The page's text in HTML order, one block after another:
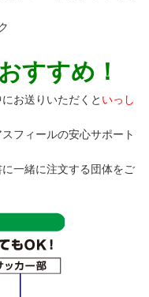
すすめ！
お送りいただくと いっし
フィールの安心サポート
一緒に注文する団体をご